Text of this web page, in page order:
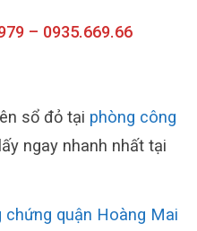
– 0935.669.66
sổ đỏ tại phòng công
ngay nhanh nhất tại
chứng quận Hoàng Mai